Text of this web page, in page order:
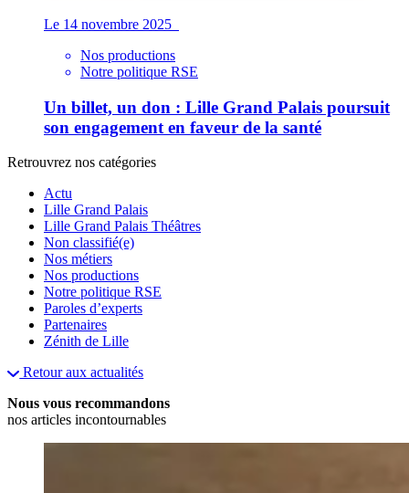
Le 14 novembre 2025
Nos productions
Notre politique RSE
Un billet, un don : Lille Grand Palais poursuit
son engagement en faveur de la santé
Retrouvrez nos catégories
Actu
Lille Grand Palais
Lille Grand Palais Théâtres
Non classifié(e)
Nos métiers
Nos productions
Notre politique RSE
Paroles d’experts
Partenaires
Zénith de Lille
Retour aux actualités
Nous vous recommandons
nos articles incontournables